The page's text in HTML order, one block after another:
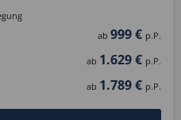
ab 999 € p.P.
ab 1.629 € p.P.
ab 1.789 € p.P.